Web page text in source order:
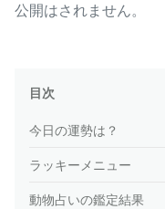
公開はされません。
目次
今日の運勢は？
ラッキーメニュー
動物占いの鑑定結果